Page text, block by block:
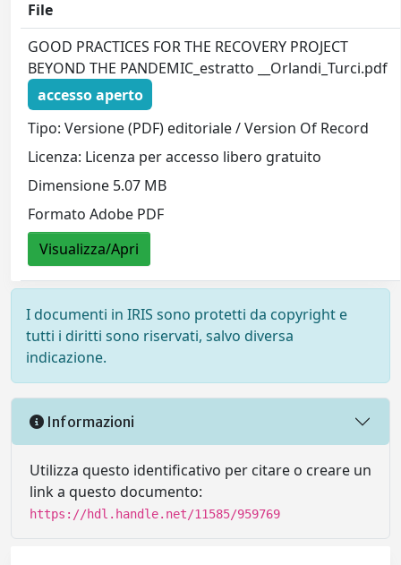
File
GOOD PRACTICES FOR THE RECOVERY PROJECT
BEYOND THE PANDEMIC_estratto __Orlandi_Turci.pdf
accesso aperto
Tipo: Versione (PDF) editoriale / Version Of Record
Licenza: Licenza per accesso libero gratuito
Dimensione 5.07 MB
Formato Adobe PDF
Visualizza/Apri
I documenti in IRIS sono protetti da copyright e
tutti i diritti sono riservati, salvo diversa
indicazione.
Informazioni
Utilizza questo identificativo per citare o creare un
link a questo documento:
https://hdl.handle.net/11585/959769